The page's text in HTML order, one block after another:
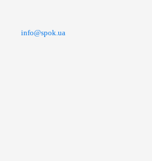
info@spok.ua